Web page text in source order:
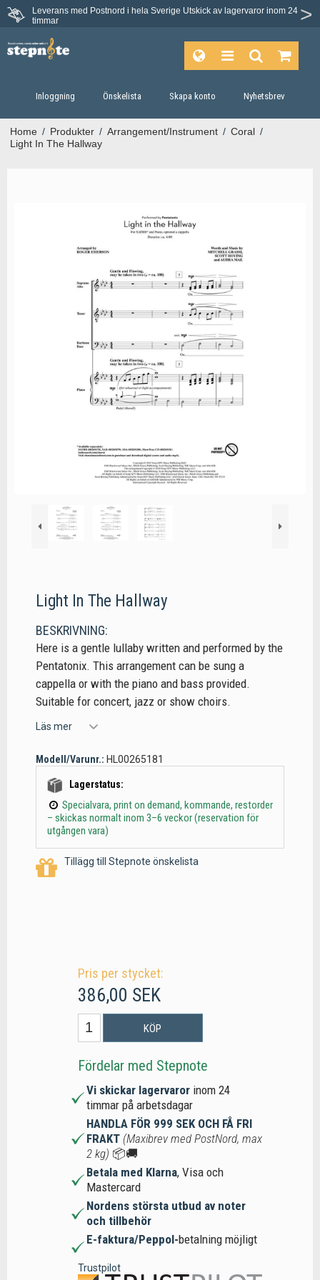
Leverans med Postnord i hela Sverige Utskick av lagervaror inom 24
timmar
Inloggning Önskelista Skapa konto Nyhetsbrev
Home / Produkter / Arrangement/Instrument / Coral /
Light In The Hallway
Light In The Hallway
BESKRIVNING:
Here is a gentle lullaby written and performed by the
Pentatonix. This arrangement can be sung a
cappella or with the piano and bass provided.
Suitable for concert, jazz or show choirs.
Läs mer
Modell/Varunr.: HL00265181
Lagerstatus:
Specialvara, print on demand, kommande, restorder
– skickas normalt inom 3–6 veckor (reservation för
utgången vara)
Tillägg till Stepnote önskelista
Pris per stycket:
386,00 SEK
KÖP
Fördelar med Stepnote
Vi skickar lagervaror inom 24
timmar på arbetsdagar
HANDLA FÖR 999 SEK OCH FÅ FRI
FRAKT (Maxibrev med PostNord, max
2 kg) 📦🚚
Betala med Klarna, Visa och
Mastercard
Nordens största utbud av noter
och tillbehör
E-faktura/Peppol-betalning möjligt
Trustpilot